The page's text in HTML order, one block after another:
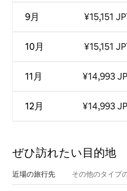
9月
10月
11月
12月
¥15,151
¥15,151
¥14,993
¥14,993
ぜひ訪⁠れ⁠た⁠い目⁠的⁠地
近場の旅行先 その他のタ⁠イ⁠プ⁠